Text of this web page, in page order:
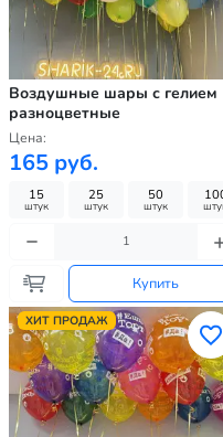
Воздушные шары с гелием
разноцветные
Цена:
165 руб.
15
штук
25
штук
50
штук
Купить
ХИТ ПРОДАЖ